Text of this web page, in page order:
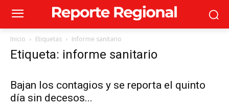
Inicio Etiquetas Informe sanitario
Etiqueta: informe sanitario
Bajan los contagios y se reporta el quinto
día sin decesos...